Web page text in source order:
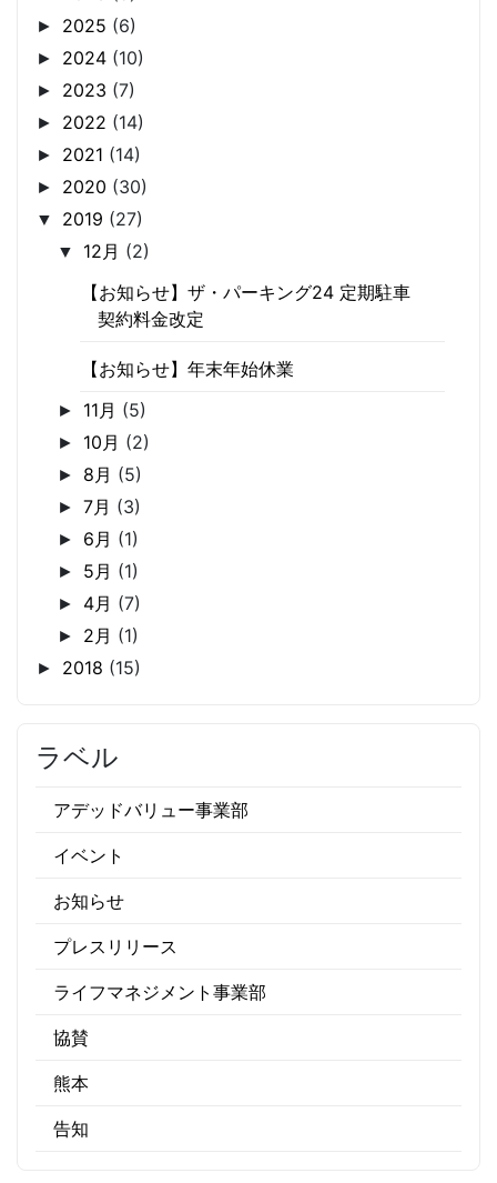
► 2025 (6)
► 2024 (10)
► 2023 (7)
► 2022 (14)
► 2021 (14)
► 2020 (30)
▼ 2019 (27)
▼ 12月 (2)
【お知らせ】ザ・パーキング24 定期駐車
契約料金改定
【お知らせ】年末年始休業
► 11月 (5)
► 10月 (2)
► 8月 (5)
►7月 (3)
► 6月 (1)
► 5月 (1)
► 4月 (7)
► 2月 (1)
► 2018 (15)
ラベル
アデッドバリュー事業部
イベント
お知らせ
プレスリリース
ライフマネジメント事業部
協賛
熊本
告知